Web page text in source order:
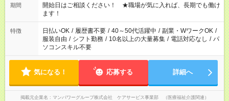
週40時間超の就業はご案内できません ※法令に基づき、週20時
間以上勤務は社会保険への加入対象となります ※労働者派遣法
（日雇い派遣の原則禁止）により、短時間・短期間の就業はご
案内が難しい場合があります
期間
開始日はご相談ください！ ★職場が気に入れば、長期でも働け
ます！
特徴 日払いOK / 履歴書不要 / 40～50代活躍中 / 副業・WワークOK /
服装自由 / シフト勤務 / 10名以上の大量募集 / 電話対応なし / パ
ソコンスキル不要
気になる！ 応募する 詳細へ
掲載元企業名 マンパワーグループ株式会社 ケアサービス事業部 （医療福祉介護関連）